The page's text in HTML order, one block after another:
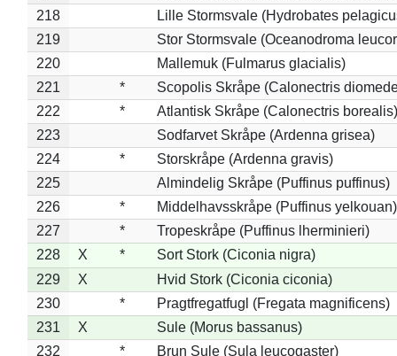
218
Lille Stormsvale (Hydrobates
219
Stor Stormsvale (Oceanodroma
220
Mallemuk (Fulmarus glacialis)
221
*
Scopolis Skråpe (Calonectris
222
*
Atlantisk Skråpe (Calonectris borealis)
223
Sodfarvet Skråpe (Ardenna grisea)
224
*
Storskråpe (Ardenna gravis)
225
Almindelig Skråpe (Puffinus puffinus)
226
*
Middelhavsskråpe (Puffinus yelkouan)
227
*
Tropeskråpe (Puffinus lherminieri)
228
X *
Sort Stork (Ciconia nigra)
229
X
Hvid Stork (Ciconia ciconia)
230
*
Pragtfregatfugl (Fregata magnificens)
231
X
Sule (Morus bassanus)
232
* Brun Sule (Sula leucogaster)